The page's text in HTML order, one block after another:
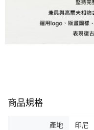
商品規格
產地 印尼